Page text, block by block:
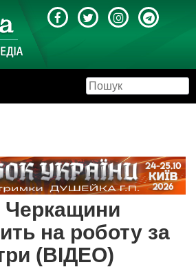
Черкащини
на роботу за
(ВІДЕО)